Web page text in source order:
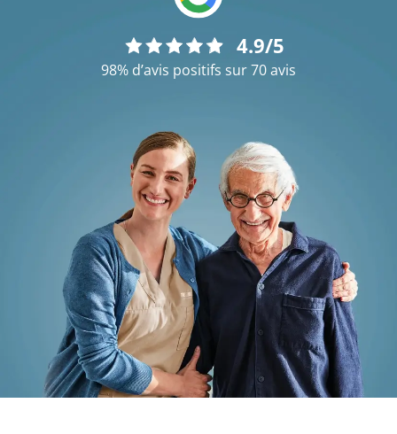
4.9/5
98% d’avis positifs sur 70 avis